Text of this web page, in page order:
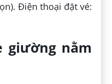
Điện thoại đặt vé:
nằm